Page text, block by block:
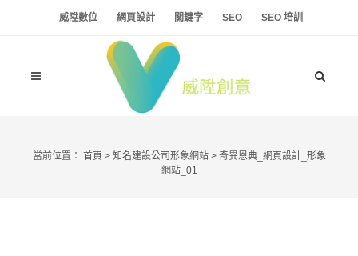
威陞數位 網頁設計 關鍵字 SEO SEO 培訓
當前位置： 首頁 > 知名建設公司形象網站> 奇異恩典_網頁設計_形象
網站_01